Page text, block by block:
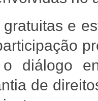
e
diálogo
de